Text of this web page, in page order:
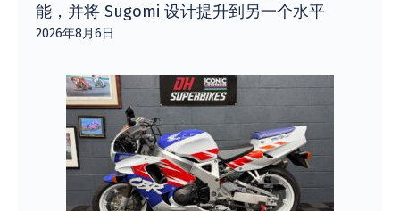
能，并将 Sugomi 设计提升到另一个水平
2026年8月6日